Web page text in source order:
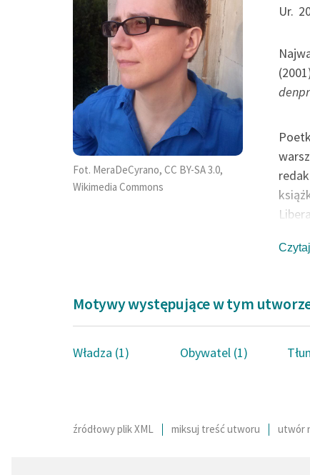
Fot. MeraDeCyrano, CC BY-SA 3.0,
Wikimedia Commons
Ur.
Motywy występujące w tym
Władza (1) Obywatel (1)
źródłowy plik XML miksuj treść utworu utwór